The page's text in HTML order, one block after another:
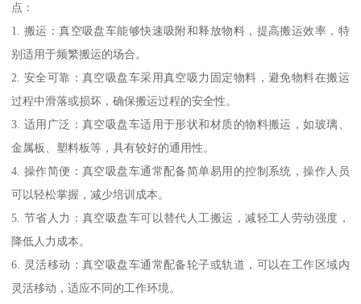
点：
1. 搬运：真空吸盘车能够快速吸附和释放物料，提高搬运效率，特
别适用于频繁搬运的场合。
2. 安全可靠：真空吸盘车采用真空吸力固定物料，避免物料在搬运
过程中滑落或损坏，确保搬运过程的安全性。
3. 适用广泛：真空吸盘车适用于形状和材质的物料搬运，如玻璃、
金属板、塑料板等，具有较好的通用性。
4. 操作简便：真空吸盘车通常配备简单易用的控制系统，操作人员
可以轻松掌握，减少培训成本。
5. 节省人力：真空吸盘车可以替代人工搬运，减轻工人劳动强度，
降低人力成本。
6. 灵活移动：真空吸盘车通常配备轮子或轨道，可以在工作区域内
灵活移动，适应不同的工作环境。